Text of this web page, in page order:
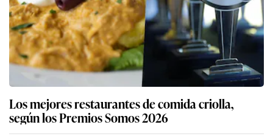
Los mejores restaurantes de comida criolla,
según los Premios Somos 2026